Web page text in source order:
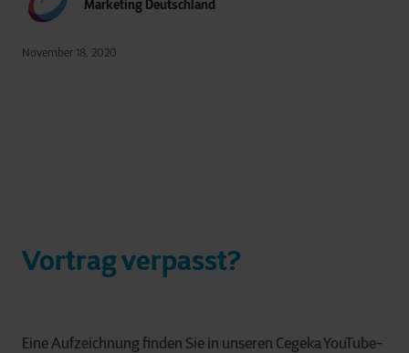
Marketing Deutschland
November 18, 2020
Vortrag verpasst?
Eine Aufzeichnung finden Sie in unseren Cegeka YouTube-